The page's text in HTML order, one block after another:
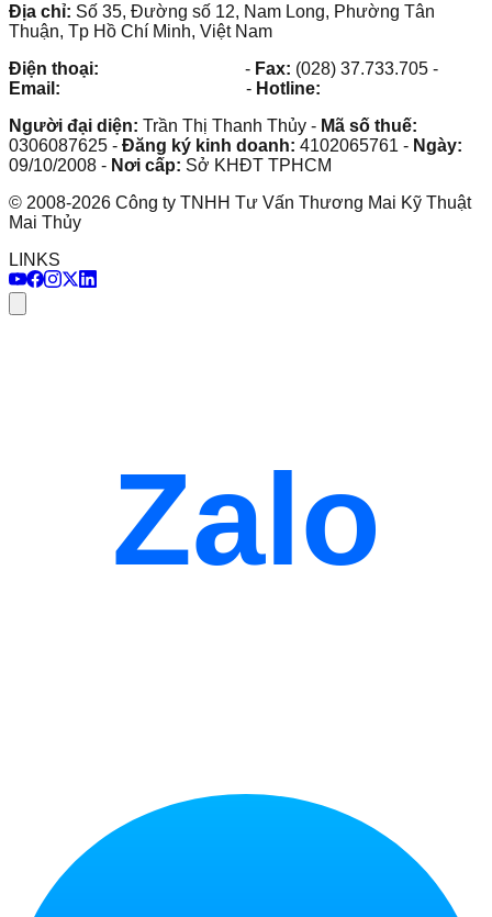
Địa chỉ: Số 35, Đường số 12, Nam Long, Phường Tân
Thuận, Tp Hồ Chí Minh, Việt Nam
Điện thoại:
- Fax: (028) 37.733.705 -
Email:
- Hotline:
Người đại diện: Trần Thị Thanh Thủy - Mã số thuế:
0306087625 - Đăng ký kinh doanh: 4102065761 - Ngày:
09/10/2008 - Nơi cấp: Sở KHĐT TPHCM
© 2008-2026 Công ty TNHH Tư Vấn Thương Mai Kỹ Thuật
Mai Thủy
LINKS
Zalo